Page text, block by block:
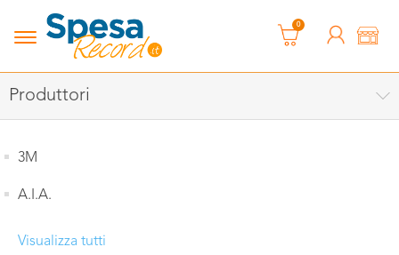
0
Produttori
3M
A.I.A.
Visualizza tutti